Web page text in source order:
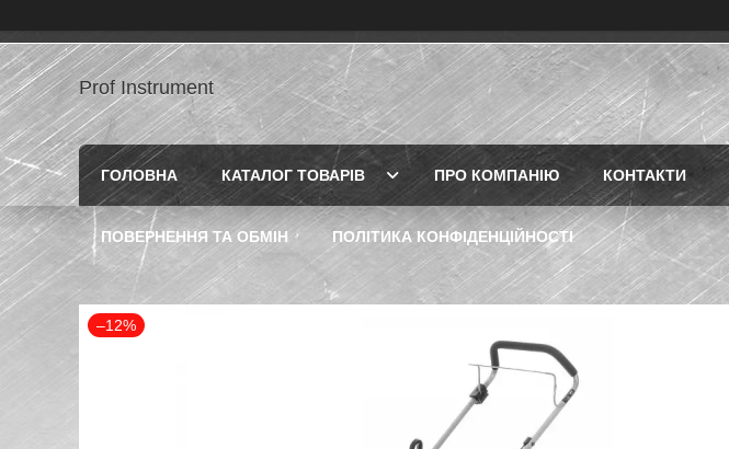
Prof Instrument
ГОЛОВНА КАТАЛОГ ТОВАРІВ ПРО КОМПАНІЮ КОНТАКТИ
ПОВЕРНЕННЯ ТА ОБМІН ПОЛІТИКА КОНФІДЕНЦІЙНОСТІ
–12%